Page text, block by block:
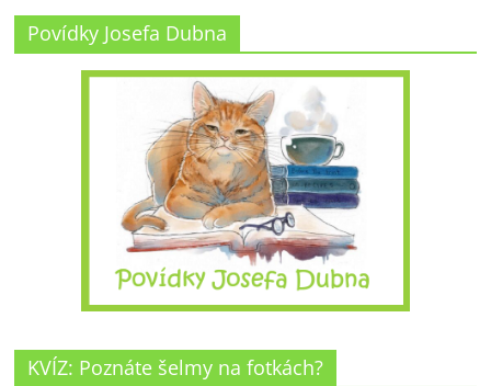
Povídky Josefa Dubna
KVÍZ: Poznáte šelmy na fotkách?